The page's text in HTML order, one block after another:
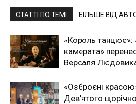
СТАТТІ ПО ТЕМІ БІЛЬШЕ ВІД
«Король танцює»:
камерата»
Версаля
«Озброєні
Дев’ятого